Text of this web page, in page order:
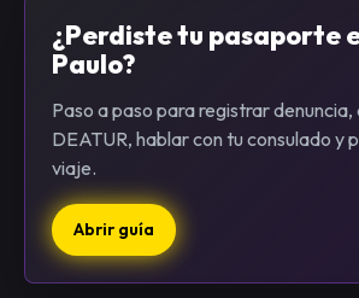
¿Perdiste tu pasaporte
Paulo?
Paso a paso para registrar
DEATUR, hablar con tu consulado y
viaje.
Abrir guía